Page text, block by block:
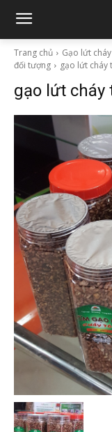
Trang chủ
Gạo lứt
đối tượng
gạo lứt cháy
gạo lứt cháy